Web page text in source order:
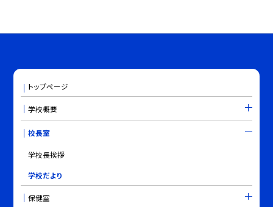
トップページ
学校概要
校長室
学校長挨拶
学校だより
保健室